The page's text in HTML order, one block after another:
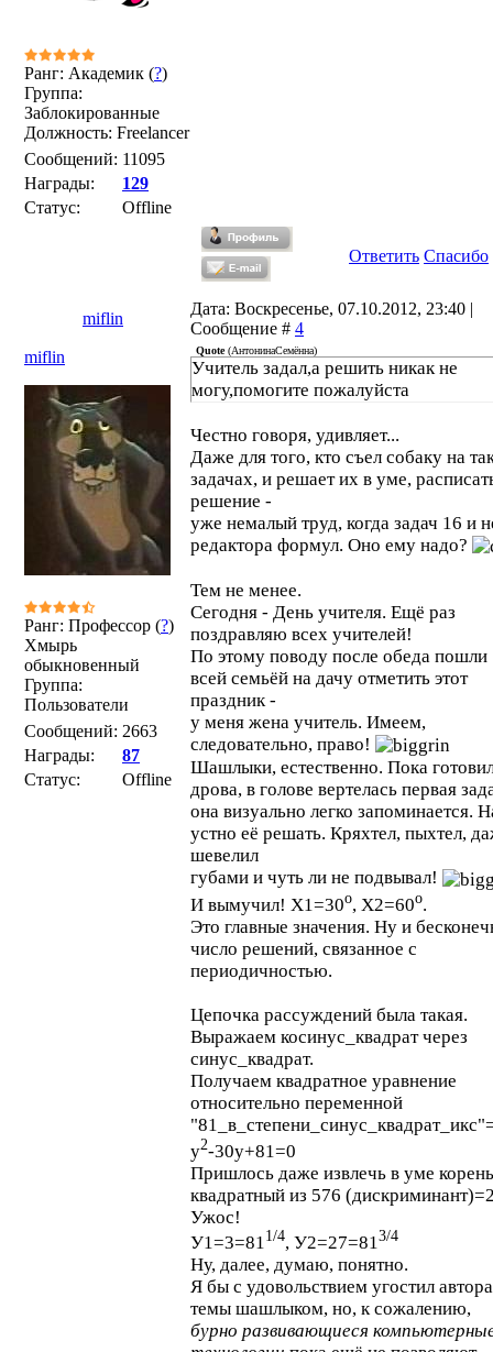
Ранг: Академик (?)
Группа:
Заблокированные
Должность: Freelancer
Сообщений: 11095
Награды:
129
Статус:
Offline
Ответить Спасибо
miflin
Дата: Воскресенье, 07.10.2012, 23:40 |
Сообщение # 4
miflin
Ранг: Профессор (?)
Хмырь
обыкновенный
Группа:
Пользователи
Сообщений: 2663
Награды:
87
Статус:
Offline
Quote(АнтонинаСемённа)
Учитель задал,а решить никак не
могу,помогите пожалуйста
Честно говоря, удивляет...
Даже для того, кто съел собаку на
задачах, и решает их в уме,
решение -
уже немалый труд, когда задач 16 и
редактора формул. Оно ему надо?
Тем не менее.
Сегодня - День учителя. Ещё раз
поздравляю всех учителей!
По этому поводу после обеда пошли
всей семьёй на дачу отметить этот
праздник -
у меня жена учитель. Имеем,
следовательно, право!
Шашлыки, естественно. Пока
дрова, в голове вертелась первая
она визуально легко запоминается.
устно её решать. Кряхтел, пыхтел,
шевелил
губами и чуть ли не подвывал!
И вымучил! X1=30o, X2=60o.
Это главные значения. Ну и
число решений, связанное с
периодичностью.
Цепочка рассуждений была такая.
Выражаем косинус_квадрат через
синус_квадрат.
Получаем квадратное уравнение
относительно переменной
у2-30у+81=0
Пришлось даже извлечь в уме корень
квадратный из 576
Ужос!
У1=3=811/4, У2=27=813/4
Ну, далее, думаю, понятно.
Я бы с удовольствием угостил автора
темы шашлыком, но, к сожалению,
бурно развивающиеся